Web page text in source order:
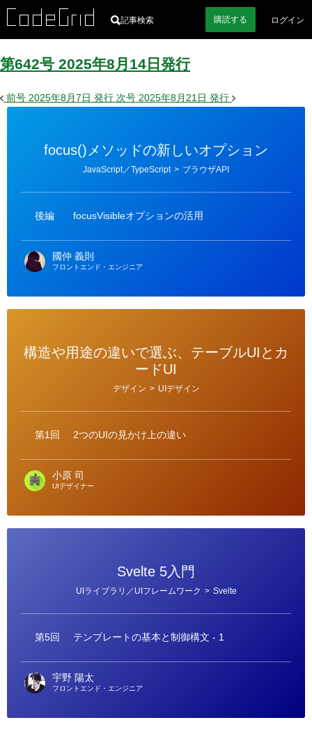
記事検索 購読する ログイン
第642号 2025年8 月 14 日 発行
前号 2025年8月7日 発行 次号 2025年8月21日 発行
focus()メソッドの新しいオプション
JavaScript／TypeScript > ブラウザAPI
後編 focusVisibleオプションの活用
國仲 義則
フロントエンド・エンジニア
構造や用途の違いで選ぶ、テーブルUIとカ
ードUI
デザイン > UIデザイン
第1回 2つのUIの見かけ上の違い
小原 司
UIデザイナー
Svelte 5入門
UIライブラリ／UIフレームワーク > Svelte
第5回 テンプレートの基本と制御構文 - 1
宇野 陽太
フロントエンド・エンジニア